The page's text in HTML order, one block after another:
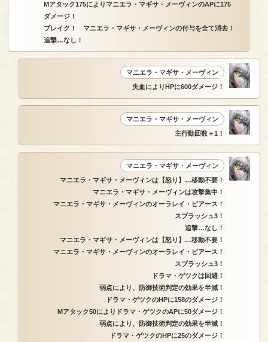
Mアタック175によりマニエラ・マギサ・メーヴィンのAPに175
ダメージ！
ブレイク！ マニエラ・マギサ・メーヴィンの付与を全て消去！
追撃…なし！
マニエラ・マギサ・メーヴィン
失血によりHPに600ダメージ！
マニエラ・マギサ・メーヴィン
主行動回数＋1！
マニエラ・マギサ・メーヴィン
マニエラ・マギサ・メーヴィンは【怒り】…移動不要！
マニエラ・マギサ・メーヴィンは攻撃集中！
マニエラ・マギサ・メーヴィンのオーラレイ・ピアース！
スプラッシュ3！
追撃…なし！
マニエラ・マギサ・メーヴィンは【怒り】…移動不要！
マニエラ・マギサ・メーヴィンのオーラレイ・ピアース！
スプラッシュ3！
ドラマ・ゲツクは回避！
弱点により、防御技術判定の効果を半減！
ドラマ・ゲツクのHPに158のダメージ！
Mアタック50によりドラマ・ゲツクのAPに50ダメージ！
弱点により、防御技術判定の効果を半減！
ドラマ・ゲツクのHPに25のダメージ！